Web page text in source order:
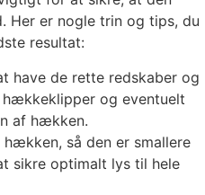
Her er nogle trin og tips, du
resultat:
have de rette redskaber og
og eventuelt
af hækken.
så den er smallere
sikre optimalt lys til hele